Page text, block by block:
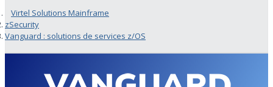
Virtel Solutions Mainframe
zSecurity
Vanguard : solutions de services z/OS